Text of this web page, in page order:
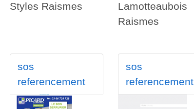
Styles Raismes
Lamotteaubois
Raismes
sos
referencement
sos
referencement